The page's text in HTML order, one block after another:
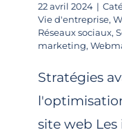
22 avril 2024 |
Vie d'entreprise,
Réseaux sociaux,
marketing,
Stratégies
site web